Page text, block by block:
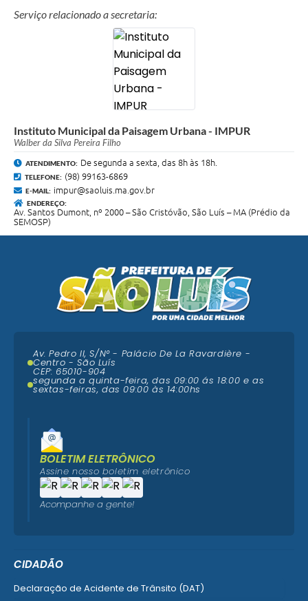
Serviço relacionado a secretaria:
Instituto Municipal da Paisagem Urbana - IMPUR
Walber da Silva Pereira Filho
ATENDIMENTO: De segunda a sexta, das 8h às 18h.
TELEFONE: (98) 99163-6869
E-MAIL: impur@saoluis.ma.gov.br
ENDEREÇO:
Av. Santos Dumont, nº 2000 – São Cristóvão, São Luís – MA (Prédio da
SEMOSP)
CIDADÃO
Declaração de Acidente de Trânsito (DAT)
Av. Pedro II, S/N° - Palácio De La Ravardière -
Centro - São Luís
CEP: 65010-904
segunda a quinta-feira, das 09:00 ás 18:00 e as
sextas-feiras, das 09:00 às 14:00hs
BOLETIM ELETRÔNICO
Assine nosso boletim eletrônico
Acompanhe a gente!